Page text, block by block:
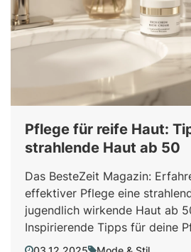
Pflege für reife Haut:
strahlende Haut ab 50
Das BesteZeit Magazin:
effektiver Pflege eine
jugendlich wirkende Haut ab
Inspirierende Tipps für deine